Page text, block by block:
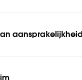
aansprakelijkheid